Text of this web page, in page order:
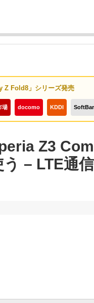
Z Fold8」シリーズ発売
場 docomo KDDI
Z3
– LTE通